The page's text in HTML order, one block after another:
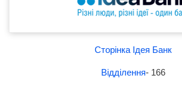
Сторінка Ідея Банк
Відділення- 166